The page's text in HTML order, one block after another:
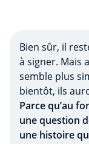
Bien sûr, il
à signer. Mais
semble plus
bientôt, ils
Parce qu’au
une question
une histoire